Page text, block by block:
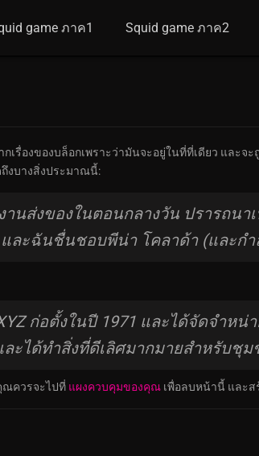
game ภาค1 Squid game ภาค2
เรื่องของบล็อกเพราะว่ามันจะอยู่ในที่ที่เดียว และ
งบางสิ่งประมาณนี้:
านส่งของในตอนกลางวัน ปรารถน
ละฉันชื่นชอบพีน่า โคลาด้า (และก
ก่อตั้งในปี 1971 และได้จัดจำ
ละได้ทำสิ่งที่ดีเลิศมากมายสำหรับชุม
ณควรจะไปที่ แผงควบคุมของคุณ เพื่อลบหน้านี้ และ